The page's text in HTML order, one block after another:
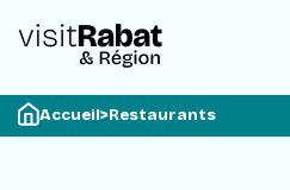
Accueil>Restaurants